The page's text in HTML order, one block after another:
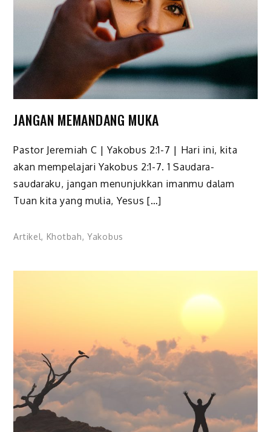
JANGAN MEMANDANG MUKA
Pastor Jeremiah C | Yakobus 2:1-7 | Hari ini, kita
akan mempelajari Yakobus 2:1-7. 1 Saudara-
saudaraku, jangan menunjukkan imanmu dalam
Tuan kita yang mulia, Yesus […]
Artikel, Khotbah,Yakobus